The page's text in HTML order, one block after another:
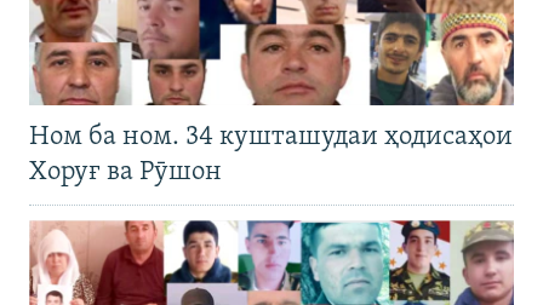
Ном ба ном. 34 кушташудаи ҳодисаҳои
Хоруғ ва Рӯшон